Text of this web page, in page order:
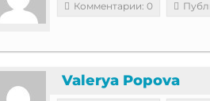
Комментарии: 0
Valerya Popova